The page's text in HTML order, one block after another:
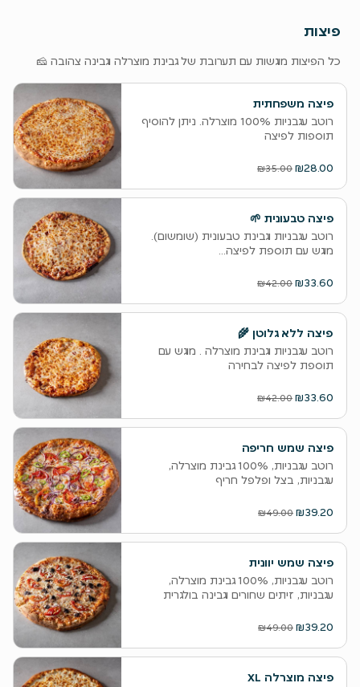
פיצות
‫כל הפיצות מוגשות עם תערובת של גבינת מוצרלה וגבינה צהובה 🧀
פיצה משפחתית
רוטב עגבניות 100% מוצרלה. ניתן להוסיף
תוספות לפיצה
₪28.00
₪35.00
פיצה טבעונית 🌱
רוטב עגבניות וגבינת טבעונית (שומשום).
מוגש עם תוספת לפיצה...
₪33.60
₪42.00
פיצה ללא גלוטן 🌾
רוטב עגבניות וגבינת מוצרלה . מוגש עם
תוספת לפיצה לבחירה
₪33.60
₪42.00
פיצה שמש חריפה
רוטב עגבניות, 100% גבינת מוצרלה,
עגבניות, בצל ופלפל חריף
₪39.20
₪49.00
פיצה שמש יוונית
רוטב עגבניות, 100% גבינת מוצרלה,
עגבניות, זיתים שחורים וגבינה בולגרית
₪39.20
₪49.00
פיצה מוצרלה XL